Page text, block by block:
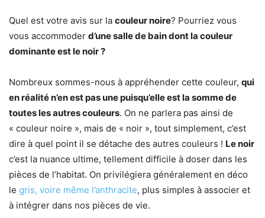
Quel est votre avis sur la couleur noire? Pourriez vous
vous accommoder d’une salle de bain dont la couleur
dominante est le noir ?
Nombreux sommes-nous à appréhender cette couleur, qui
en réalité n’en est pas une puisqu’elle est la somme de
toutes les autres couleurs. On ne parlera pas ainsi de
« couleur noire », mais de « noir », tout simplement, c’est
dire à quel point il se détache des autres couleurs ! Le noir
c’est la nuance ultime, tellement difficile à doser dans les
pièces de l’habitat. On privilégiera généralement en déco
le gris, voire même l’anthracite, plus simples à associer et
à intégrer dans nos pièces de vie.